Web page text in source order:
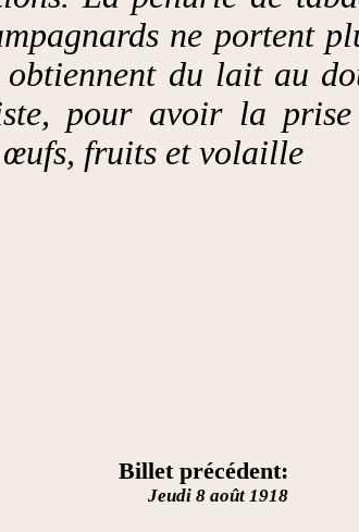
ne portent
du lait au
pour avoir la
fruits et volaille
Billet précédent:
Jeudi 8 août 1918